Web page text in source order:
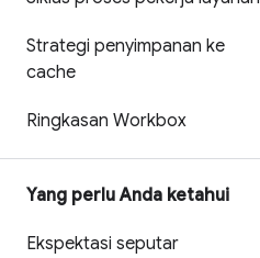
Strategi penyimpanan ke
cache
Ringkasan Workbox
Yang perlu Anda ketahui
Ekspektasi seputar